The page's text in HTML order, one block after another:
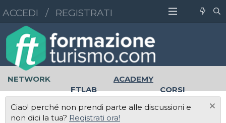
ACCEDI / REGISTRATI
NETWORK
ACADEMY
FTLAB
CORSI
LAVORO
Ciao! perché non prendi parte alle discussioni e
non dici la tua? Registrati ora!